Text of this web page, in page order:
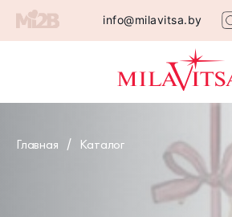
info@milavitsa.by
Главная Каталог